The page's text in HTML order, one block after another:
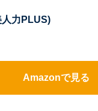
力PLUS)
Amazonで見る